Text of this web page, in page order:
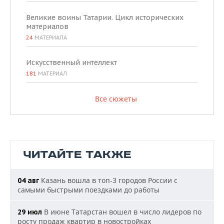
Великие воины Татарии. Цикл исторических
материалов
24 МАТЕРИАЛА
Искусственный интеллект
181 МАТЕРИАЛ
Все сюжеты
ЧИТАЙТЕ ТАКЖЕ
04 авг Казань вошла в топ-3 городов России с
самыми быстрыми поездками до работы
29 июл В июне Татарстан вошел в число лидеров по
росту продаж квартир в новостройках